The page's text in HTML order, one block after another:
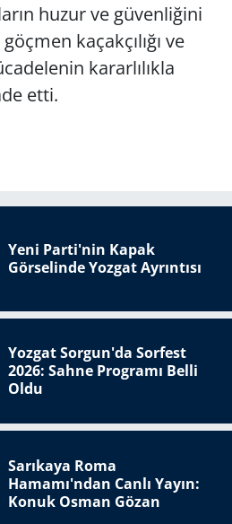
huzur ve güvenliğini
kaçakçılığı ve
kararlılıkla
etti.
Yeni Parti'nin Kapak
Görselinde Yozgat Ayrıntısı
Yozgat Sorgun'da Sorfest
2026: Sahne Programı Belli
Oldu
Sarıkaya Roma
Hamamı'ndan Canlı Yayın:
Konuk Osman Gözan